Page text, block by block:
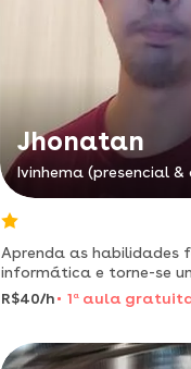
Jhonatan
Ivinhema (presencial &
Aprenda as habilidades
informática e torne-se
altamente procurado no
R$40/h 1 aaula